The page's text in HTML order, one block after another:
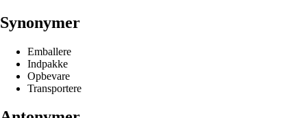
Synonymer
Emballere
Indpakke
Opbevare
Transportere